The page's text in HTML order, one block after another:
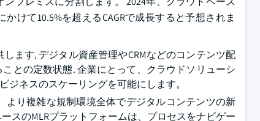
けて10.5%を超えるCAGRで成長すると予想されま
ます, デジタル資産管理やCRMなどのコンテンツ配
との定数状態. 企業にとって、クラウドソリューシ
ネスのスケーリングを可能にします。
り複雑な規制環境全体でデジタルコンテンツの新
スのMLRプラットフォームは、プロセスをナビゲー